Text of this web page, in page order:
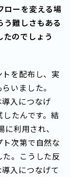
ローを変える場
難しさもある
たのでしょう
を配布し、実
いました。
導入につなげ
したんです。結
利用され、
ト次第で自然な
。こうした反
入につなげて